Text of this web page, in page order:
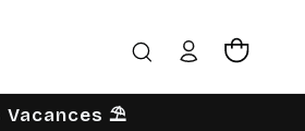
ConnexionPanier
Vacances ⛱️